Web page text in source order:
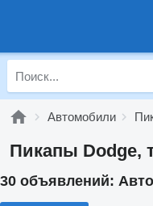
Автомобили
Пикапы Dodge,
30 объявлений: